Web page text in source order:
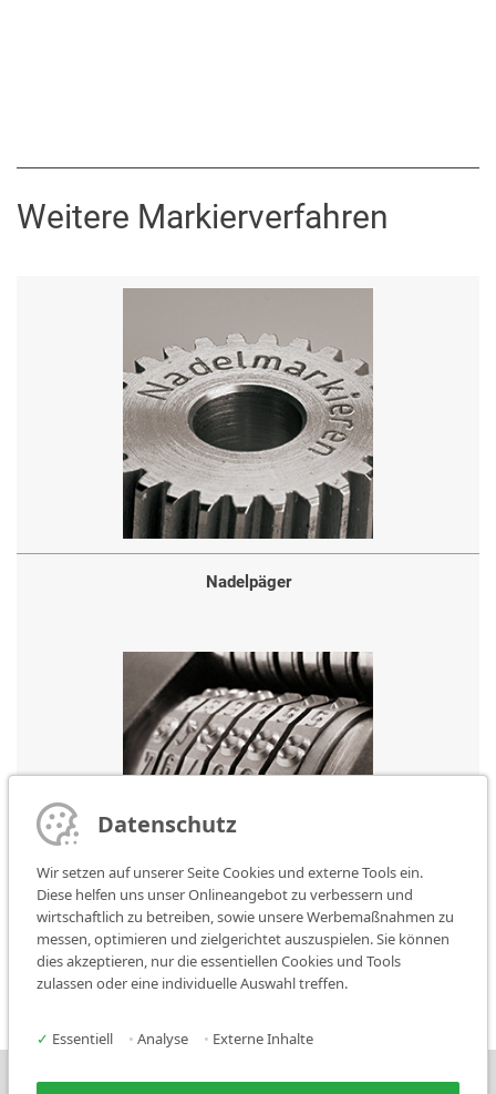
Weitere Markierverfahren
Nadelpäger
Konventionelle Markiertechnik
Datenschutz
Wir setzen auf unserer Seite Cookies und externe Tools ein.
Diese helfen uns unser Onlineangebot zu verbessern und
wirtschaftlich zu betreiben, sowie unsere Werbemaßnahmen zu
messen, optimieren und zielgerichtet auszuspielen. Sie können
dies akzeptieren, nur die essentiellen Cookies und Tools
zulassen oder eine individuelle Auswahl treffen.
✓ Essentiell • Analyse • Externe Inhalte